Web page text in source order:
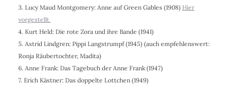
3. Lucy Maud Montgomery: Anne auf Green Gables (1908) Hier
vorgestellt
4. Kurt Held: Die rote Zora und ihre Bande (1941)
5. Astrid Lindgren: Pippi Langstrumpf (1945) (auch empfehlenswert:
Ronja Räubertochter, Madita)
6. Anne Frank: Das Tagebuch der Anne Frank (1947)
7. Erich Kästner: Das doppelte Lottchen (1949)